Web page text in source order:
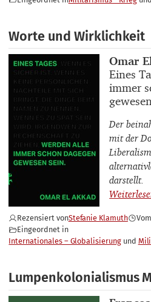
Worte und Wirklichkeit
Omar
Buchtitel
Eines
immer
Der
mit der
darstellt.
Rezensiert vonStefanie Klamuth Vom
Eingeordnet in
Internationales – Globalisierung
Lumpenkolonialismus